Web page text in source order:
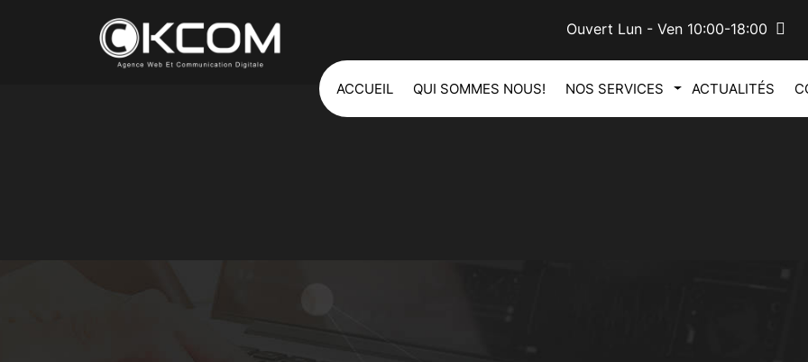
Ouvert Lun - Ven 10:00-18:00
ACCUEIL QUI SOMMES NOUS! NOS SERVICES ACTUALITÉS